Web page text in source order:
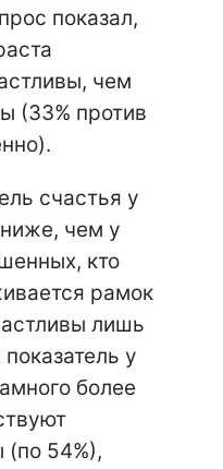
показал,
чем
(33% против
счастья у
чем у
кто
рамок
лишь
у
более
(по 54%),